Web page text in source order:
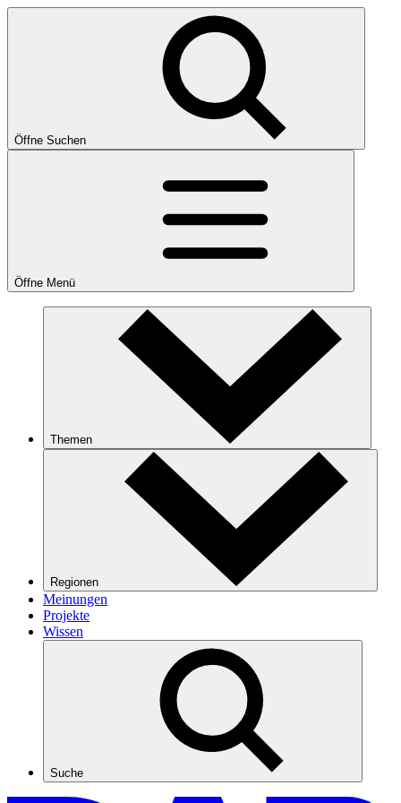
Öffne Suchen
Öffne Menü
Themen
Regionen
Meinungen
Projekte
Wissen
Suche